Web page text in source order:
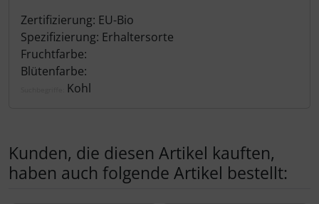
Zertifizierung: EU-Bio
Spezifizierung: Erhaltersorte
Fruchtfarbe:
Blütenfarbe:
Kohl
Kunden, die diesen Artikel kauften,
haben auch folgende Artikel bestellt: